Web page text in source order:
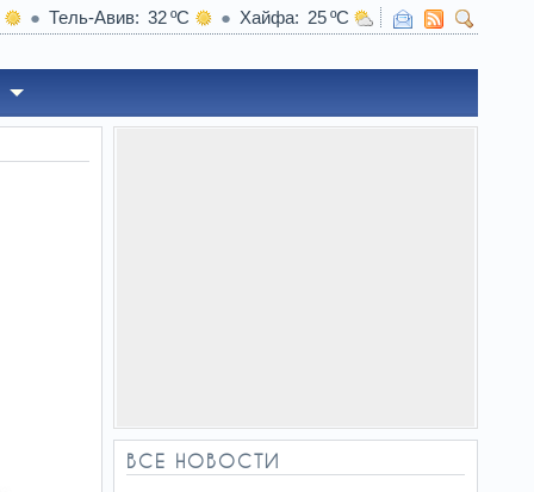
Тель-Авив 32 Хайфа
25
ВСЕ НОВОСТИ